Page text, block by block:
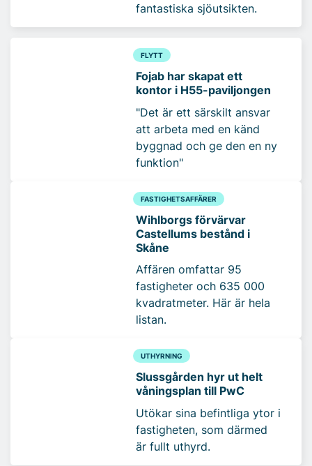
fantastiska sjöutsikten.
FLYTT
Fojab har skapat ett
kontor i H55-paviljongen
"Det är ett särskilt ansvar
att arbeta med en känd
byggnad och ge den en ny
funktion"
FASTIGHETSAFFÄRER
Wihlborgs förvärvar
Castellums bestånd i
Skåne
Affären omfattar 95
fastigheter och 635 000
kvadratmeter. Här är hela
listan.
UTHYRNING
Slussgården hyr ut helt
våningsplan till PwC
Utökar sina befintliga ytor i
fastigheten, som därmed
är fullt uthyrd.